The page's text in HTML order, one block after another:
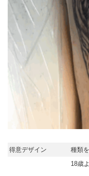
得意デザイン 種類
18歳